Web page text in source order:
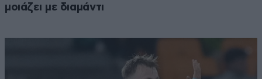
μοιάζει με διαμάντι